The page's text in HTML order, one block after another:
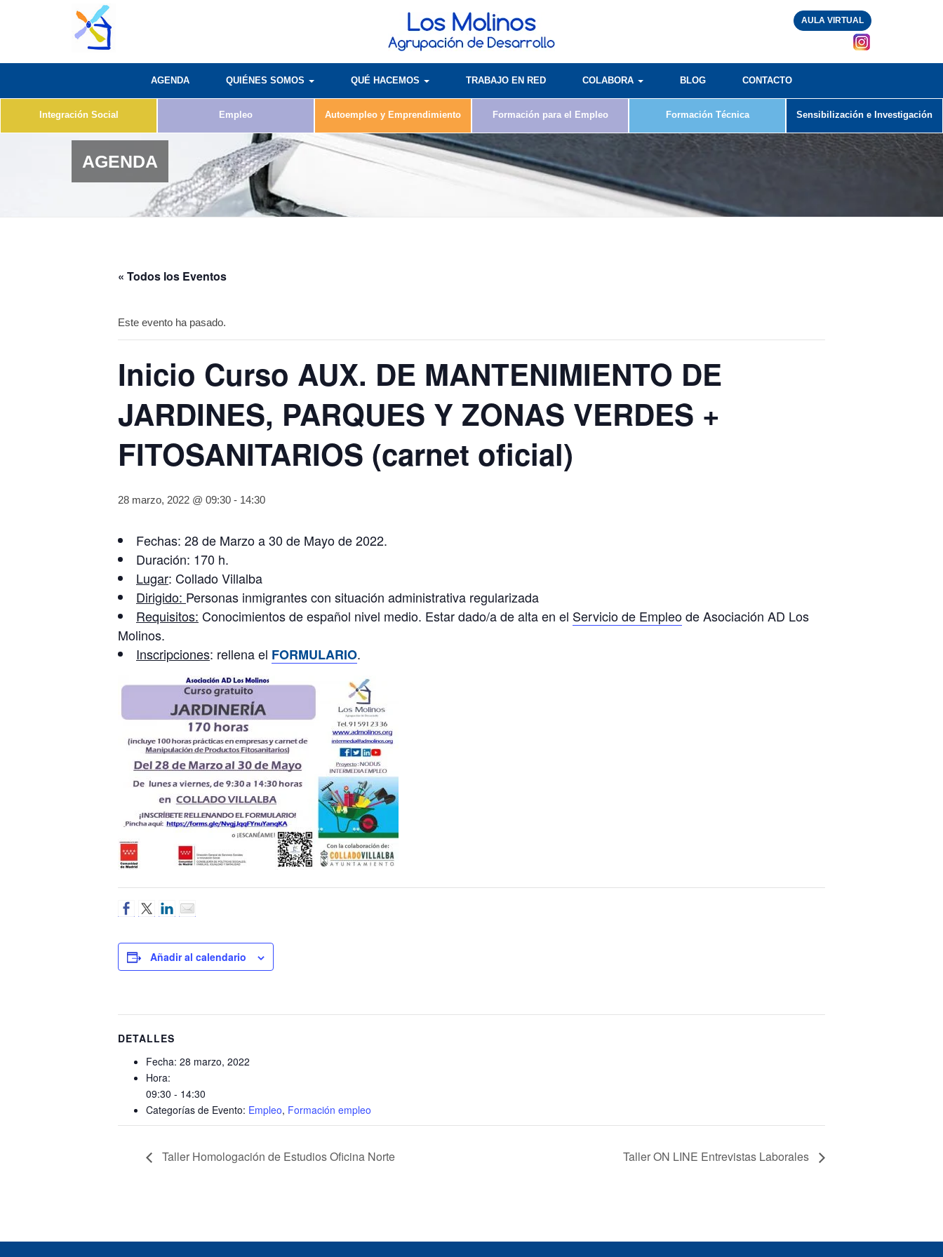
AULA VIRTUAL
AGENDA QUIÉNES SOMOS QUÉ HACEMOS TRABAJO EN RED COLABORA BLOG CONTACTO
Integración Social Empleo Autoempleo y Emprendimiento Formación para el Empleo Formación Técnica Sensibilización e Investigación
AGENDA
« Todos los Eventos
Este evento ha pasado.
Inicio Curso AUX. DE MANTENIMIENTO DE
JARDINES, PARQUES Y ZONAS VERDES +
FITOSANITARIOS (carnet oficial)
28 marzo, 2022 @ 09:30 - 14:30
Fechas: 28 de Marzo a 30 de Mayo de 2022.
Duración: 170 h.
Lugar: Collado Villalba
Dirigido: Personas inmigrantes con situación administrativa regularizada
Requisitos: Conocimientos de español nivel medio. Estar dado/a de alta en el Servicio de Empleode Asociación AD Los
Molinos.
Inscripciones: rellena el FORMULARIO.
Añadir al calendario
DETALLES
Fecha: 28 marzo, 2022
Hora:
09:30 - 14:30
Categorías de Evento: Empleo, Formación empleo
Taller Homologación de Estudios Oficina Norte Taller ON LINE Entrevistas Laborales